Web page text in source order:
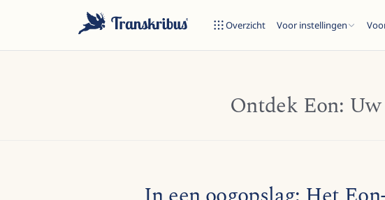
Overzicht Voor instellingen
Ontdek Eon: